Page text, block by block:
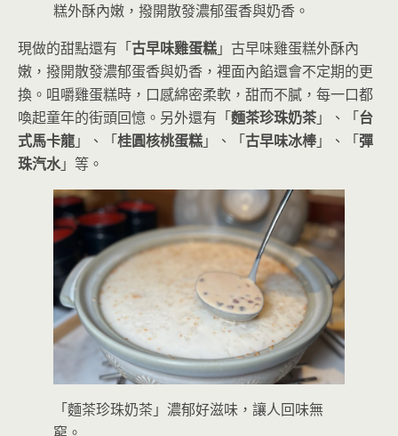
糕外酥內嫩，撥開散發濃郁蛋香與奶香。
現做的甜點還有「古早味雞蛋糕」古早味雞蛋糕外酥內
嫩，撥開散發濃郁蛋香與奶香，裡面內餡還會不定期的更
換。咀嚼雞蛋糕時，口感綿密柔軟，甜而不膩，每一口都
喚起童年的街頭回憶。另外還有「麵茶珍珠奶茶」、「台
式馬卡龍」、「桂圓核桃蛋糕」、「古早味冰棒」、「彈
珠汽水」等。
「麵茶珍珠奶茶」濃郁好滋味，讓人回味無